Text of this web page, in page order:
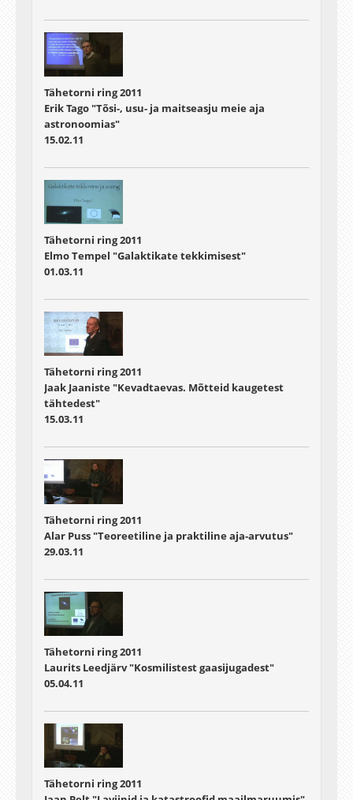
Tähetorni ring 2011
Erik Tago "Tõsi-, usu- ja maitseasju meie aja
astronoomias"
15.02.11
Tähetorni ring 2011
Elmo Tempel "Galaktikate tekkimisest"
01.03.11
Tähetorni ring 2011
Jaak Jaaniste "Kevadtaevas. Mõtteid kaugetest
tähtedest"
15.03.11
Tähetorni ring 2011
Alar Puss "Teoreetiline ja praktiline aja-arvutus"
29.03.11
Tähetorni ring 2011
Laurits Leedjärv "Kosmilistest gaasijugadest"
05.04.11
Tähetorni ring 2011